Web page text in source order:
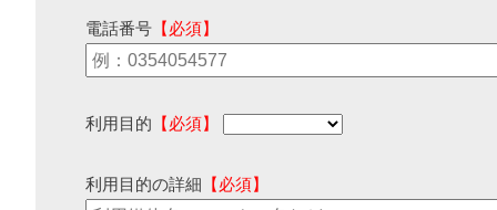
電話番号 【必須】
利用目的 【必須】
利用目的の詳細 【必須】